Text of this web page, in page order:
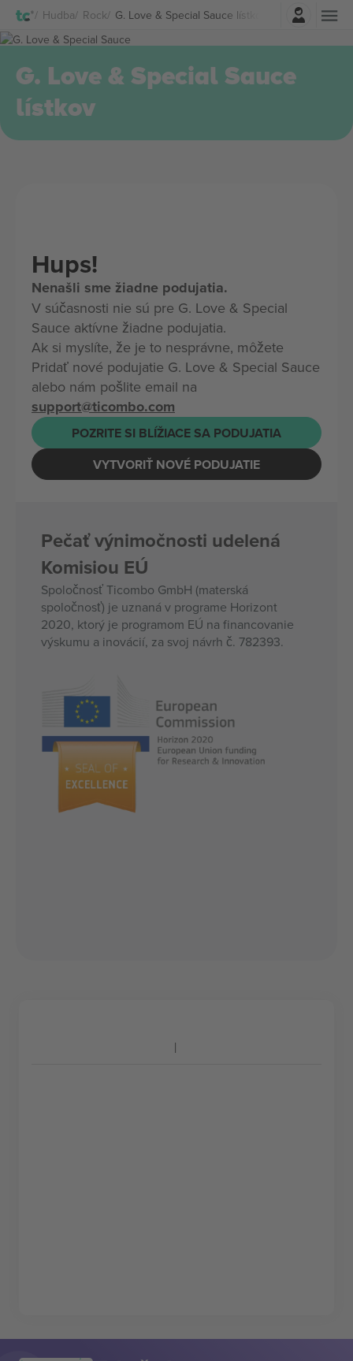
Hudba Rock G. Love & Special Sauce lístkov
Prihlásenie
G. Love & Special Sauce
lístkov
Hups!
Nenašli sme žiadne podujatia.
V súčasnosti nie sú pre G. Love & Special
Sauce aktívne žiadne podujatia.
Ak si myslíte, že je to nesprávne, môžete
Pridať nové podujatie G. Love & Special Sauce
alebo nám pošlite email na
support@ticombo.com
POZRITE SI BLÍŽIACE SA PODUJATIA
VYTVORIŤ NOVÉ PODUJATIE
Pečať výnimočnosti udelená
Komisiou EÚ
Spoločnosť Ticombo GmbH (materská
spoločnosť) je uznaná v programe Horizont
2020, ktorý je programom EÚ na financovanie
výskumu a inovácií, za svoj návrh č. 782393.